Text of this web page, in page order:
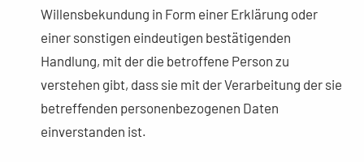
Willensbekundung in Form einer Erklärung oder
einer sonstigen eindeutigen bestätigenden
Handlung, mit der die betroffene Person zu
verstehen gibt, dass sie mit der Verarbeitung der sie
betreffenden personenbezogenen Daten
einverstanden ist.